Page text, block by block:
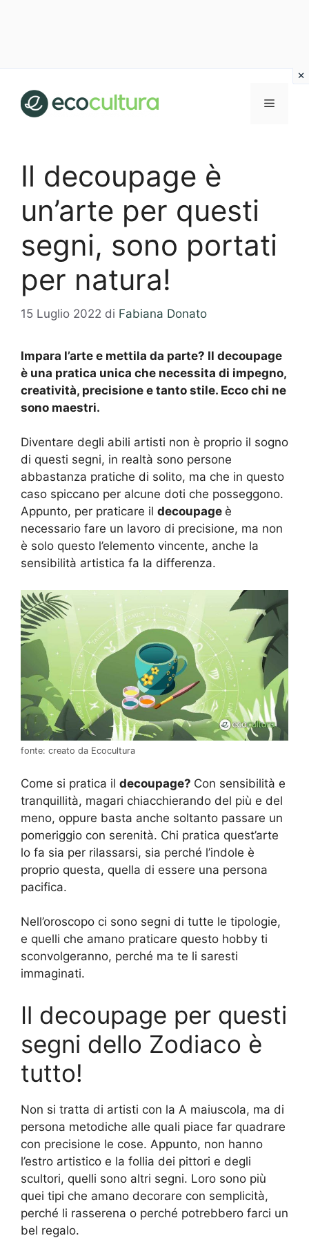
contenuto
MENU
Il decoupage è
un’arte per questi
segni, sono portati
per natura!
15 Luglio 2022 di Fabiana Donato
Impara l’arte e mettila da parte? Il decoupage
è una pratica unica che necessita di impegno,
creatività, precisione e tanto stile. Ecco chi ne
sono maestri.
Diventare degli abili artisti non è proprio il sogno
di questi segni, in realtà sono persone
abbastanza pratiche di solito, ma che in questo
caso spiccano per alcune doti che posseggono.
Appunto, per praticare il decoupage è
necessario fare un lavoro di precisione, ma non
è solo questo l’elemento vincente, anche la
sensibilità artistica fa la differenza.
fonte: creato da Ecocultura
Come si pratica il decoupage? Con sensibilità e
tranquillità, magari chiacchierando del più e del
meno, oppure basta anche soltanto passare un
pomeriggio con serenità. Chi pratica quest’arte
lo fa sia per rilassarsi, sia perché l’indole è
proprio questa, quella di essere una persona
pacifica.
Nell’oroscopo ci sono segni di tutte le tipologie,
e quelli che amano praticare questo hobby ti
sconvolgeranno, perché ma te li saresti
immaginati.
Il decoupage per questi
segni dello Zodiaco è
tutto!
Non si tratta di artisti con la A maiuscola, ma di
persona metodiche alle quali piace far quadrare
con precisione le cose. Appunto, non hanno
l’estro artistico e la follia dei pittori e degli
scultori, quelli sono altri segni. Loro sono più
quei tipi che amano decorare con semplicità,
perché li rasserena o perché potrebbero farci un
bel regalo.